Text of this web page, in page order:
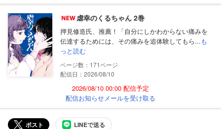
虐幸のくるちゃん 2巻
押見修造氏、推薦！「自分にしかわからない痛みを
伝達するためには、その痛みを追体験してもら...も
っと読む
171
配信日：2026/08/10
2026/08/10 00:00 配信予定
配信お知らせメールを受け取る
ポスト LINEで送る